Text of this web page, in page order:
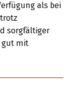
als bei
sorgfältiger
gut mit